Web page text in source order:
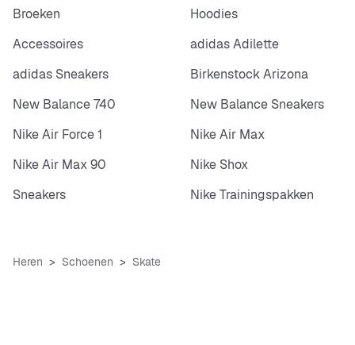
Broeken
Hoodies
Accessoires
adidas Adilette
adidas Sneakers
Birkenstock Arizona
New Balance 740
New Balance Sneakers
Nike Air Force 1
Nike Air Max
Nike Air Max 90
Nike Shox
Sneakers
Nike Trainingspakken
Heren Schoenen Skate